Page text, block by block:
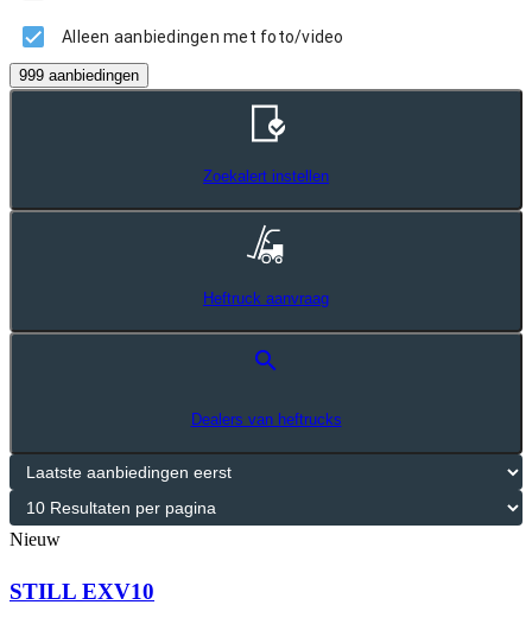
Alleen aanbiedingen met foto/video
999 aanbiedingen
Zoekalert instellen
Heftruck aanvraag
search
Dealers van heftrucks
Nieuw
STILL EXV10